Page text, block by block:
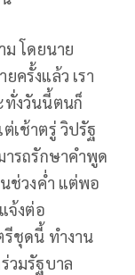
โดยนาย
ครั้งแล้ว เรา
ทั่งวันนี้ตนก็
เช้าตรู่ วิปรัฐ
ารถรักษาคำพูด
ช่วงค่ำ แต่พอ
จ้งต่อ
ชุดนี้ ทำงาน
วมรัฐบาล